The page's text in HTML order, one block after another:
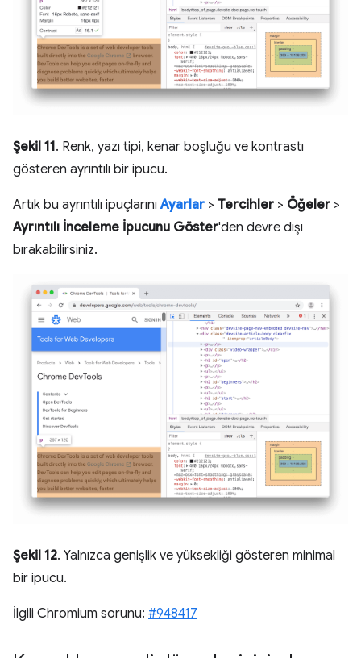
Şekil 11. Renk, yazı tipi, kenar boşluğu ve kontrastı
gösteren ayrıntılı bir ipucu.
Artık bu ayrıntılı ipuçlarınıAyarlar > Tercihler > Öğeler >
Ayrıntılı İnceleme İpucunu Göster'den devre dışı
bırakabilirsiniz.
Şekil 12. Yalnızca genişlik ve yüksekliği gösteren minimal
bir ipucu.
İlgili Chromium sorunu: #948417